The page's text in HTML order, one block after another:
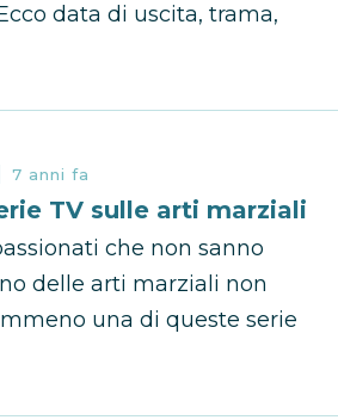
data di uscita, trama,
7 anni fa
TV sulle arti marziali
che non sanno
delle arti marziali non
una di queste serie